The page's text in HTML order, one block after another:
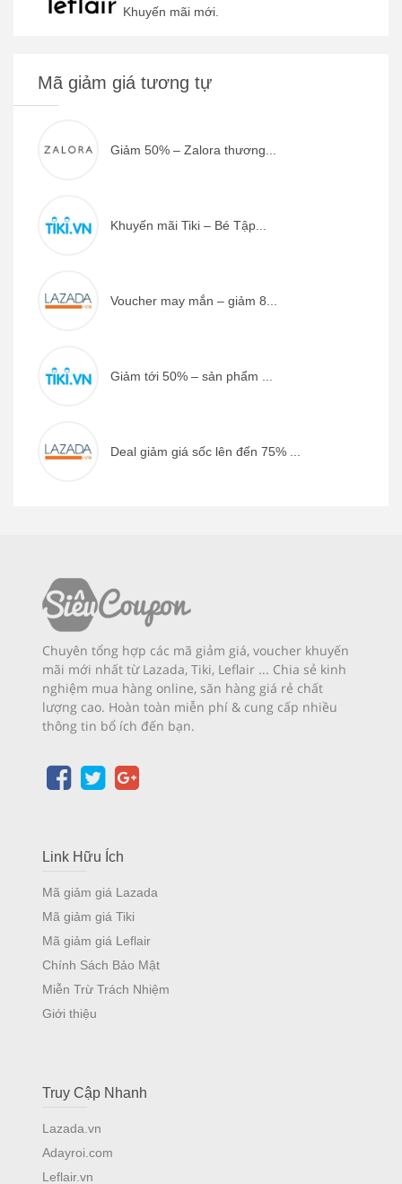
Khuyến mãi mới.
Mã giảm giá tương tự
Giảm 50% – Zalora thương...
Khuyến mãi Tiki – Bé Tập...
Voucher may mắn – giảm 8...
Giảm tới 50% – sản phẩm ...
Deal giảm giá sốc lên đến 75% ...
Chuyên tổng hợp các mã giảm giá, voucher khuyến
mãi mới nhất từ Lazada, Tiki, Leflair ... Chia sẻ kinh
nghiệm mua hàng online, săn hàng giá rẻ chất
lượng cao. Hoàn toàn miễn phí & cung cấp nhiều
thông tin bổ ích đến bạn.
Link Hữu Ích
Mã giảm giá Lazada
Mã giảm giá Tiki
Mã giảm giá Leflair
Chính Sách Bảo Mật
Miễn Trừ Trách Nhiệm
Giới thiệu
Truy Cập Nhanh
Lazada.vn
Adayroi.com
Leflair.vn